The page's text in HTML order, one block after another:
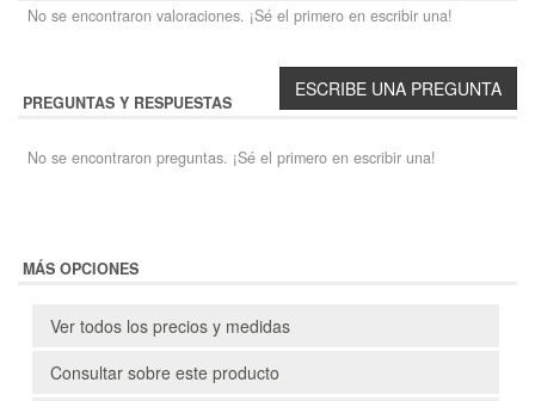
No se encontraron valoraciones. ¡Sé el primero en escribir una!
PREGUNTAS Y RESPUESTAS
No se encontraron preguntas. ¡Sé el primero en escribir una!
MÁS OPCIONES
Ver todos los precios y medidas
Consultar sobre este producto